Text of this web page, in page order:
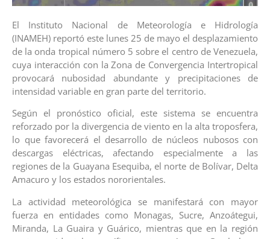
El Instituto Nacional de Meteorología e Hidrología
(INAMEH) reportó este lunes 25 de mayo el desplazamiento
de la onda tropical número 5 sobre el centro de Venezuela,
cuya interacción con la Zona de Convergencia Intertropical
provocará nubosidad abundante y precipitaciones de
intensidad variable en gran parte del territorio.
Según el pronóstico oficial, este sistema se encuentra
reforzado por la divergencia de viento en la alta troposfera,
lo que favorecerá el desarrollo de núcleos nubosos con
descargas eléctricas, afectando especialmente a las
regiones de la Guayana Esequiba, el norte de Bolívar, Delta
Amacuro y los estados nororientales.
La actividad meteorológica se manifestará con mayor
fuerza en entidades como Monagas, Sucre, Anzoátegui,
Miranda, La Guaira y Guárico, mientras que en la región